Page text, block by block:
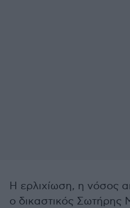
Η ερλιχίωση, η νόσος
ο δικαστικός Σωτήρης